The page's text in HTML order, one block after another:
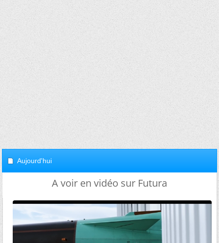
Aujourd'hui
A voir en vidéo sur Futura